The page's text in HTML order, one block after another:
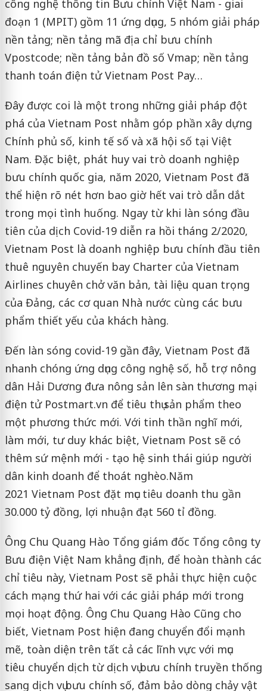
công nghệ thông tin Bưu chính Việt Nam - giai
đoạn 1 (MPIT) gồm 11 ứng dụng, 5 nhóm giải pháp
nền tảng; nền tảng mã địa chỉ bưu chính
Vpostcode; nền tảng bản đồ số Vmap; nền tảng
thanh toán điện tử Vietnam Post Pay…
Đây được coi là một trong những giải pháp đột
phá của Vietnam Post nhằm góp phần xây dựng
Chính phủ số, kinh tế số và xã hội số tại Việt
Nam. Đặc biệt, phát huy vai trò doanh nghiệp
bưu chính quốc gia, năm 2020, Vietnam Post đã
thể hiện rõ nét hơn bao giờ hết vai trò dẫn dắt
trong mọi tình huống. Ngay từ khi làn sóng đầu
tiên của dịch Covid-19 diễn ra hồi tháng 2/2020,
Vietnam Post là doanh nghiệp bưu chính đầu tiên
thuê nguyên chuyến bay Charter của Vietnam
Airlines chuyên chở văn bản, tài liệu quan trọng
của Đảng, các cơ quan Nhà nước cùng các bưu
phẩm thiết yếu của khách hàng.
Đến làn sóng covid-19 gần đây, Vietnam Post đã
nhanh chóng ứng dụng công nghệ số, hỗ trợ nông
dân Hải Dương đưa nông sản lên sàn thương mại
điện tử Postmart.vn để tiêu thụ sản phẩm theo
một phương thức mới. Với tinh thần nghĩ mới,
làm mới, tư duy khác biệt, Vietnam Post sẽ có
thêm sứ mệnh mới - tạo hệ sinh thái giúp người
dân kinh doanh để thoát nghèo.Năm
2021 Vietnam Post đặt mục tiêu doanh thu gần
30.000 tỷ đồng, lợi nhuận đạt 560 tỉ đồng.
Ông Chu Quang Hào Tổng giám đốc Tổng công ty
Bưu điện Việt Nam khẳng định, để hoàn thành các
chỉ tiêu này, Vietnam Post sẽ phải thực hiện cuộc
cách mạng thứ hai với các giải pháp mới trong
mọi hoạt động. Ông Chu Quang Hào Cũng cho
biết, Vietnam Post hiện đang chuyển đổi mạnh
mẽ, toàn diện trên tất cả các lĩnh vực với mục
tiêu chuyển dịch từ dịch vụ bưu chính truyền thống
sang dịch vụ bưu chính số, đảm bảo dòng chảy vật